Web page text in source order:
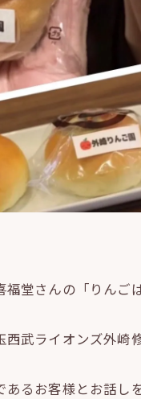
堂さんの「りんご
武ライオンズ外崎
るお客様とお話し